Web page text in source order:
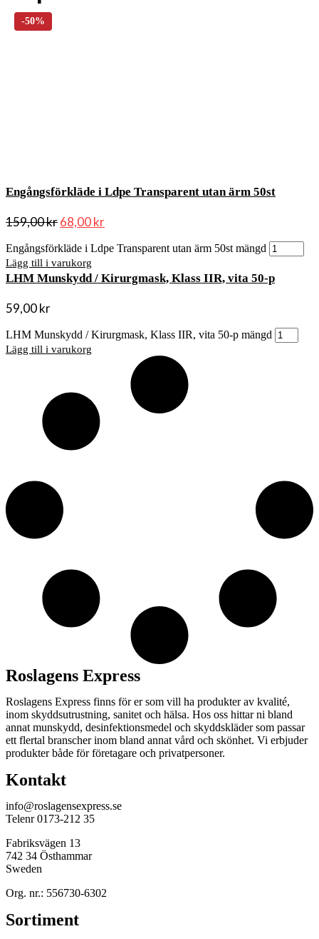
Engångsförkläde i Ldpe Transparent utan ärm 50st
159,00kr68,00kr
Engångsförkläde i Ldpe Transparent utan ärm 50st mängd
Lägg till i varukorg
LHM Munskydd / Kirurgmask, Klass IIR, vita 50-p
59,00kr
LHM Munskydd / Kirurgmask, Klass IIR, vita 50-p mängd
Lägg till i varukorg
Roslagens Express
Roslagens Express finns för er som vill ha produkter av kvalité,
inom skyddsutrustning, sanitet och hälsa. Hos oss hittar ni bland
annat munskydd, desinfektionsmedel och skyddskläder som passar
ett flertal branscher inom bland annat vård och skönhet. Vi erbjuder
produkter både för företagare och privatpersoner.
Kontakt
info@roslagensexpress.se
Telenr 0173-212 35
Fabriksvägen 13
742 34 Östhammar
Sweden
Org. nr.: 556730-6302
Sortiment